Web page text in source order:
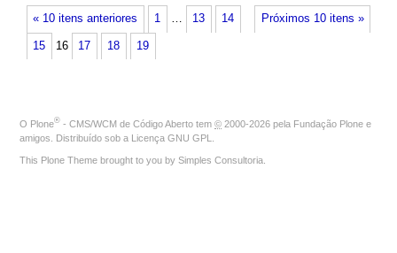
« 10 itens anteriores Próximos 10 itens »
1 … 13 14
15 16 17 18 19
O Plone® - CMS/WCM de Código Aberto tem © 2000-2026 pela Fundação Plone e
amigos. Distribuído sob a Licença GNU GPL
This Plone Theme brought to you by Simples Consultoria